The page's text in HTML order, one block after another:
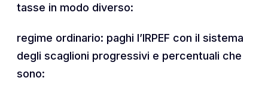
tasse in modo diverso:
regime ordinario: paghi l’IRPEF con il sistema
degli scaglioni progressivi e percentuali che
sono: